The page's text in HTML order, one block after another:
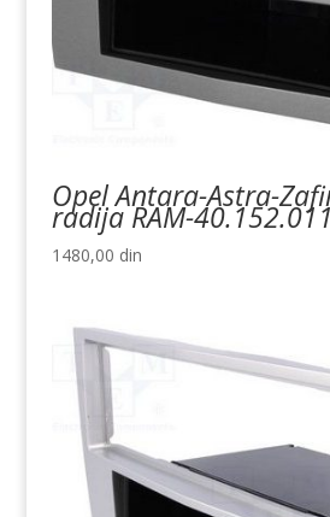
Opel Antara-Astra-
radija RAM-40.152.011
1480,00 din